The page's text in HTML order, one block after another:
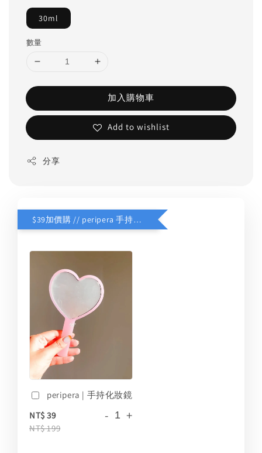
30ml
數量
加入購物車
Add to wishlist
分享
$39加價購 // peripera 手持化妝鏡
peripera | 手持化妝鏡
NT$ 39
NT$ 199
- +